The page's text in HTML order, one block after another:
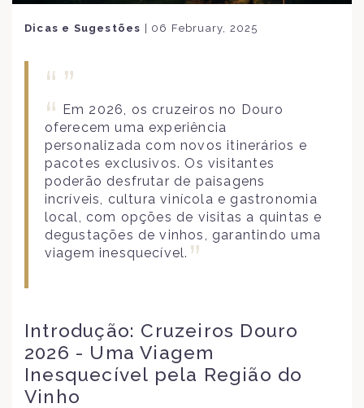
Dicas e Sugestões | 06 February, 2025
Em 2026, os cruzeiros no Douro
oferecem uma experiência
personalizada com novos itinerários e
pacotes exclusivos. Os visitantes
poderão desfrutar de paisagens
incríveis, cultura vinícola e gastronomia
local, com opções de visitas a quintas e
degustações de vinhos, garantindo uma
viagem inesquecível.
Introdução: Cruzeiros Douro
2026 - Uma Viagem
Inesquecível pela Região do
Vinho